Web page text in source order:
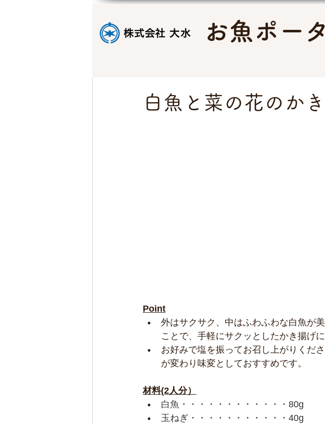
お魚ポー
白魚と菜の花のか
調理時間
Point
外はサクサク、中はふわふわな白魚が
ことで、手軽にサクッとしたかき揚げに
お好みで塩を振ってお召し上がりくだ
が変わり味変としておすすめです。
材料(2人分）
白魚・・・・・・・・・・・・80g
玉ねぎ・・・・・・・・・・・40g